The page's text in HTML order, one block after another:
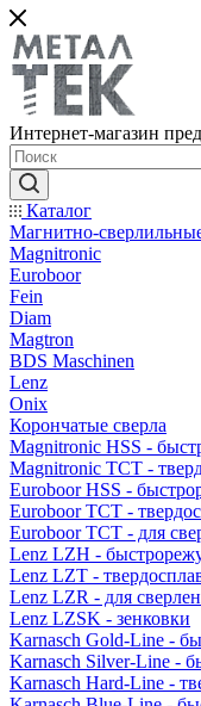
Интернет-магазин
Каталог
Магнитно-
Magnitronic
Euroboor
Fein
Diam
Magtron
BDS Maschinen
Lenz
Onix
Корончатые сверла
Magnitronic HSS -
Magnitronic TCT -
Euroboor HSS -
Euroboor TCT -
Euroboor TCT - для
Lenz LZH -
Lenz LZT -
Lenz LZR - для
Lenz LZSK - зенковки
Karnasch Gold-Line -
Karnasch Silver-Line -
Karnasch Hard-Line -